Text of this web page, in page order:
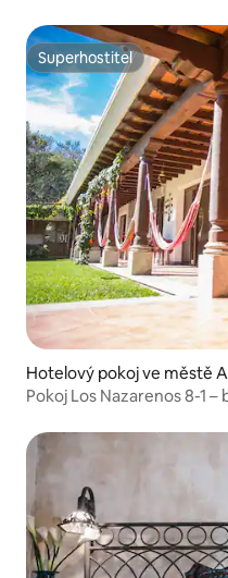
Superhostitel
Superhostitel
Hotelový pokoj ve městě
Pokoj Los Nazarenos 8-1 –